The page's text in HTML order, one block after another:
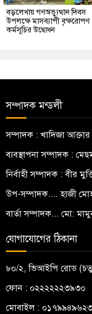
বড়লেখায় গণঅভ্যুত্থান দিবস
উপলক্ষে মাসব্যাপী বৃক্ষরোপণ
কর্মসূচির উদ্বোধন
সম্পাদক মন্ডলী
সম্পাদক : খাদিজা আক্তার
ব্যবস্থাপনা সম্পাদক :
নির্বাহী সম্পাদক : বীর
উপ-সম্পাদক.... হাজী
বার্তা সম্পাদক... মো:
যোগাযোগের ঠিকানা
৮০/২, ভিআইপি রোড
ফোন : ০২২২২২২৩৯৩০
মোবাইল :